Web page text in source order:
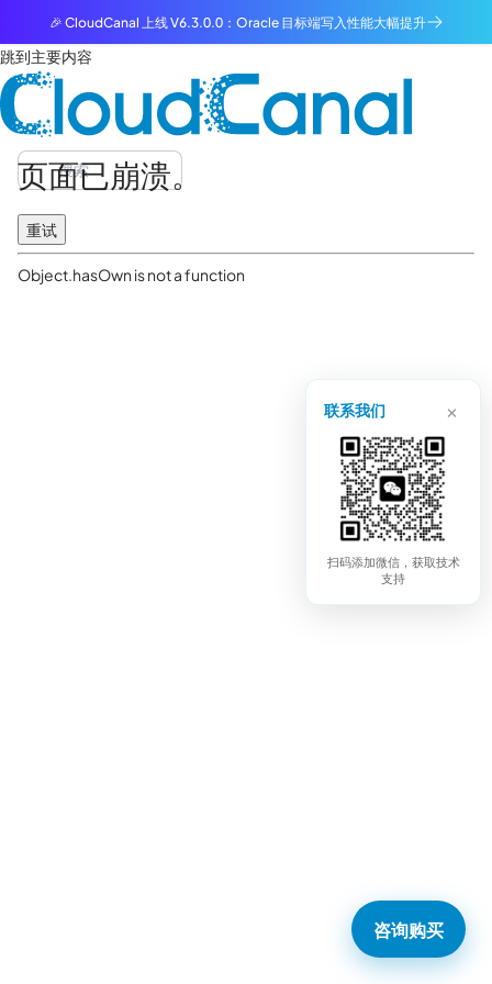
🎉 CloudCanal 上线 V6.3.0.0：Oracle 目标端写入性能大幅提升
跳到主要内容
页面已崩溃。
重试
Object.hasOwn is not a function
联系我们 ×
扫码添加微信，获取技术
支持
咨询购买